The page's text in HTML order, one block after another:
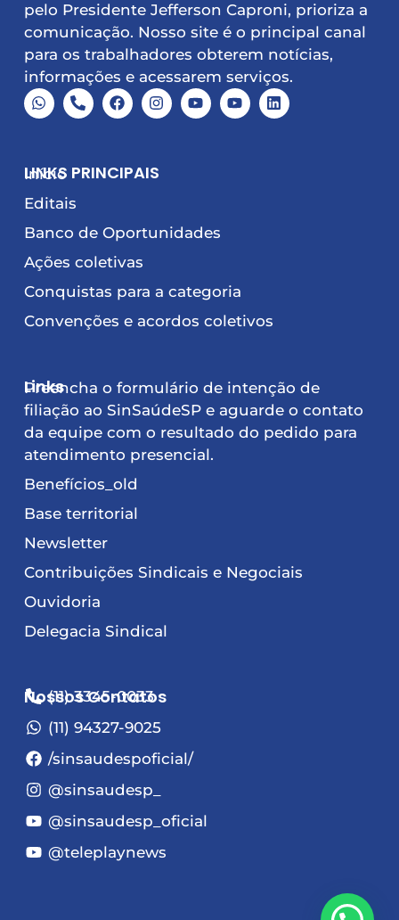
pelo Presidente Jefferson Caproni, prioriza a
comunicação. Nosso site é o principal canal
para os trabalhadores obterem notícias,
informações e acessarem serviços.
LINKS PRINCIPAIS
Início
Editais
Banco de Oportunidades
Ações coletivas
Conquistas para a categoria
Convenções e acordos coletivos
Links
Preencha o formulário de intenção de
filiação ao SinSaúdeSP e aguarde o contato
da equipe com o resultado do pedido para
atendimento presencial.
Benefícios_old
Base territorial
Newsletter
Contribuições Sindicais e Negociais
Ouvidoria
Delegacia Sindical
Nossos Contatos
(11) 3345-0033
(11) 94327-9025
/sinsaudespoficial/
@sinsaudesp_
@sinsaudesp_oficial
@teleplaynews